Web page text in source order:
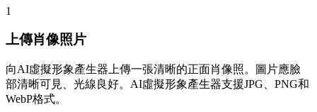
1
上傳肖像照片
向AI虛擬形象產生器上傳一張清晰的正面肖像照。圖片應臉
部清晰可見、光線良好。AI虛擬形象產生器支援JPG、PNG和
WebP格式。